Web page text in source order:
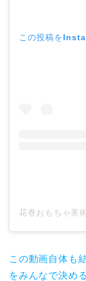
この投稿を
この動画自体も
をみんなで決め